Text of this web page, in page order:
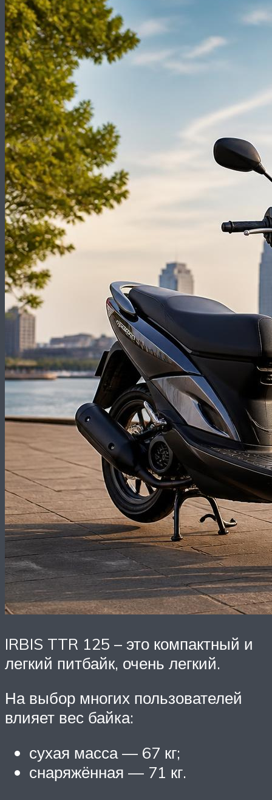
IRBIS TTR 125 – это компактный и
легкий питбайк, очень легкий.
На выбор многих пользователей
влияет вес байка:
сухая масса — 67 кг;
снаряжённая — 71 кг.